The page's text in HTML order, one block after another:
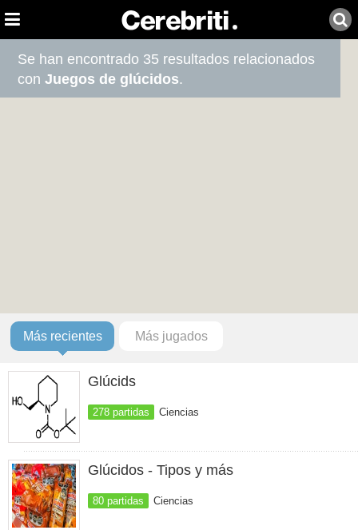
Se han encontrado 35 resultados relacionados
conJuegos de glúcidos.
Más recientes Más jugados
Glúcids
278 partidas Ciencias
Glúcidos - Tipos y más
80 partidas Ciencias